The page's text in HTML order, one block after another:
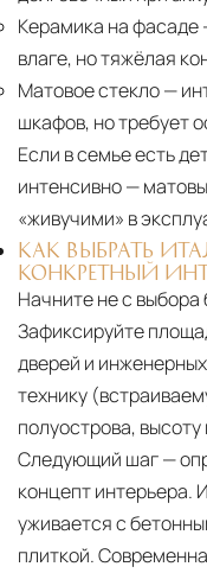
Керамика на фасаде
влаге, но тяжёлая
Матовое стекло—
шкафов, но требует
Если в семье есть
интенсивно —
«живучими» в
КАК ВЫБРАТЬ
КОНКРЕТНЫЙ
Начните не с выбора
Зафиксируйте
дверей и
технику
полуострова, высоту
Следующий шаг —
концепт интерьера.
уживается с
плиткой.